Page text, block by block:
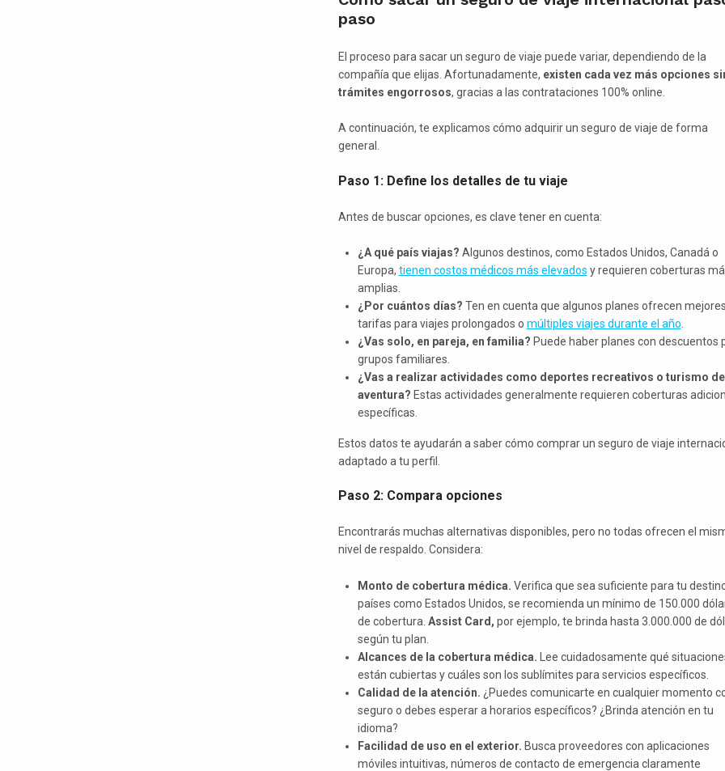
paso
El proceso para sacar un seguro de viaje puede variar, dependiendo de la
compañía que elijas. Afortunadamente, existen cada vez más opciones
trámites engorrosos, gracias a las contrataciones 100% online.
A continuación, te explicamos cómo adquirir un seguro de viaje de forma
general.
Paso 1: Define los detalles de tu viaje
Antes de buscar opciones, es clave tener en cuenta:
¿A qué país viajas? Algunos destinos, como Estados Unidos, Canadá o
Europa, tienen costos médicos más elevados y requieren coberturas
amplias.
¿Por cuántos días? Ten en cuenta que algunos planes ofrecen mejores
tarifas para viajes prolongados o múltiples viajes durante el año
¿Vas solo, en pareja, en familia? Puede haber planes con descuentos
grupos familiares.
¿Vas a realizar actividades como deportes recreativos o turismo de
aventura? Estas actividades generalmente requieren coberturas
específicas.
Estos datos te ayudarán a saber cómo comprar un seguro de viaje
adaptado a tu perfil.
Paso 2: Compara opciones
Encontrarás muchas alternativas disponibles, pero no todas ofrecen el
nivel de respaldo. Considera:
Monto de cobertura médica. Verifica que sea suficiente para tu
países como Estados Unidos, se recomienda un mínimo de 150.000
de cobertura. Assist Card, por ejemplo, te brinda hasta 3.000.000 de
según tu plan.
Alcances de la cobertura médica. Lee cuidadosamente qué
están cubiertas y cuáles son los sublímites para servicios específicos.
Calidad de la atención. ¿Puedes comunicarte en cualquier momento
seguro o debes esperar a horarios específicos? ¿Brinda atención en tu
idioma?
Facilidad de uso en el exterior. Busca proveedores con aplicaciones
móviles intuitivas, números de contacto de emergencia claramente